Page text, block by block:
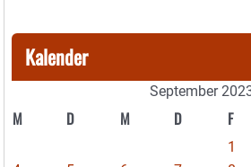
Kalender
September
M D M D F
1